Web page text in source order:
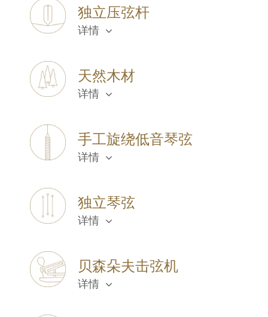
独立压弦杆
详情
天然木材
详情
手工旋绕低音琴弦
详情
独立琴弦
详情
贝森朵夫击弦机
详情